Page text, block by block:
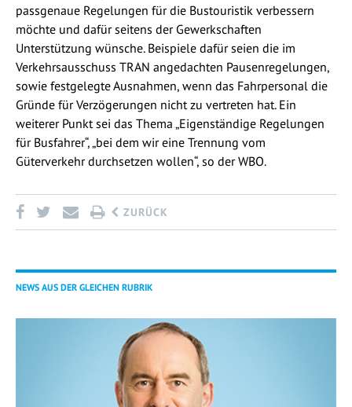
passgenaue Regelungen für die Bustouristik verbessern
möchte und dafür seitens der Gewerkschaften
Unterstützung wünsche. Beispiele dafür seien die im
Verkehrsausschuss TRAN angedachten Pausenregelungen,
sowie festgelegte Ausnahmen, wenn das Fahrpersonal die
Gründe für Verzögerungen nicht zu vertreten hat. Ein
weiterer Punkt sei das Thema „Eigenständige Regelungen
für Busfahrer“, „bei dem wir eine Trennung vom
Güterverkehr durchsetzen wollen“, so der WBO.
ZURÜCK
NEWS AUS DER GLEICHEN RUBRIK